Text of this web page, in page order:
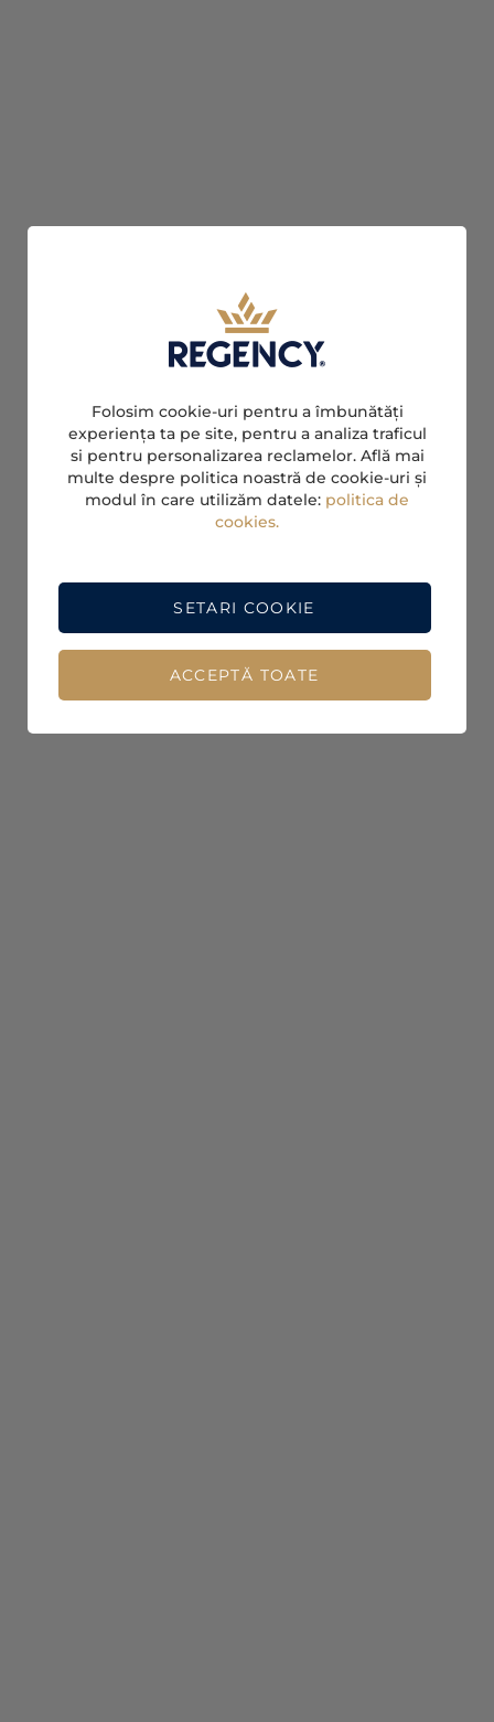
Folosim cookie-uri pentru a îmbunătăți
experiența ta pe site, pentru a analiza traficul
si pentru personalizarea reclamelor. Află mai
multe despre politica noastră de cookie-uri și
modul în care utilizăm datele: politica de
cookies.
ACCEPTĂ TOATE
SETARI COOKIE